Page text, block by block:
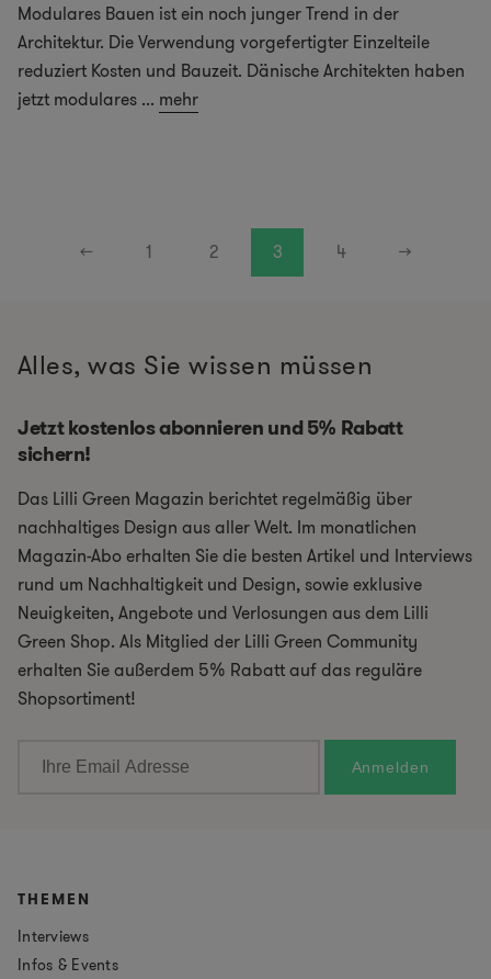
Modulares Bauen ist ein noch junger Trend in der
Architektur. Die Verwendung vorgefertigter Einzelteile
reduziert Kosten und Bauzeit. Dänische Architekten haben
jetzt modulares ... mehr
← 1 2 3 4 →
Alles, was Sie wissen müssen
Jetzt kostenlos abonnieren und 5% Rabatt
sichern!
Das Lilli Green Magazin berichtet regelmäßig über
nachhaltiges Design aus aller Welt. Im monatlichen
Magazin-Abo erhalten Sie die besten Artikel und Interviews
rund um Nachhaltigkeit und Design, sowie exklusive
Neuigkeiten, Angebote und Verlosungen aus dem Lilli
Green Shop. Als Mitglied der Lilli Green Community
erhalten Sie außerdem 5% Rabatt auf das reguläre
Shopsortiment!
THEMEN
Interviews
Infos & Events